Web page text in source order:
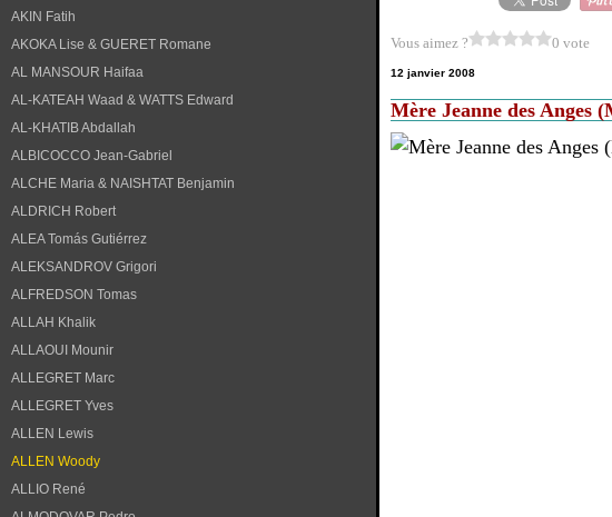
AKIN Fatih
AKOKA Lise & GUERET Romane
AL MANSOUR Haifaa
AL-KATEAH Waad & WATTS Edward
AL-KHATIB Abdallah
ALBICOCCO Jean-Gabriel
ALCHE Maria & NAISHTAT Benjamin
ALDRICH Robert
ALEA Tomás Gutiérrez
ALEKSANDROV Grigori
ALFREDSON Tomas
ALLAH Khalik
ALLAOUI Mounir
ALLEGRET Marc
ALLEGRET Yves
ALLEN Lewis
ALLEN Woody
ALLIO René
Vous aimez ? 0 vote
12 janvier 2008
Mère Jeanne des Anges